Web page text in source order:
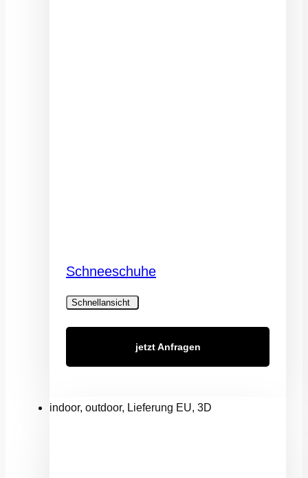
Schneeschuhe
Schnellansicht
jetzt Anfragen
indoor, outdoor, Lieferung EU, 3D